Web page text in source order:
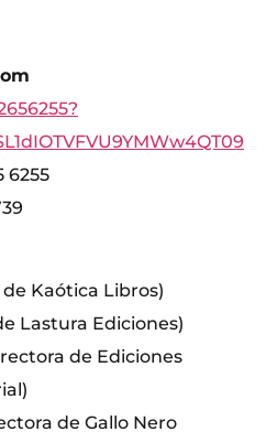
6255
Kaótica Libros)
Lastura Ediciones)
de Ediciones
de Gallo Nero